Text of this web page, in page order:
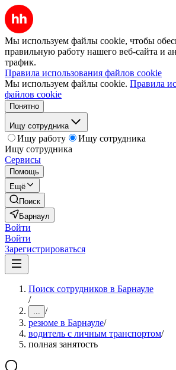
Мы используем файлы cookie, чтобы
правильную работу нашего веб-сайта и
трафик.
Правила использования файлов cookie
Мы используем файлы cookie. Правила
файлов cookie
Понятно
Ищу сотрудника
Ищу работу
Ищу сотрудника
Ищу сотрудника
Сервисы
Помощь
Ещё
Поиск
Барнаул
Войти
Войти
Зарегистрироваться
Поиск сотрудников в Барнауле
/
... /
резюме в Барнауле/
водитель с личным транспортом/
полная занятость